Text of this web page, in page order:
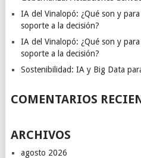
IA del Vinalopó: ¿Qué son y
soporte a la decisión?
IA del Vinalopó: ¿Qué son y
soporte a la decisión?
Sostenibilidad: IA y Big Data
COMENTARIOS
ARCHIVOS
agosto 2026